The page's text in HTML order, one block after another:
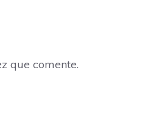
que comente.